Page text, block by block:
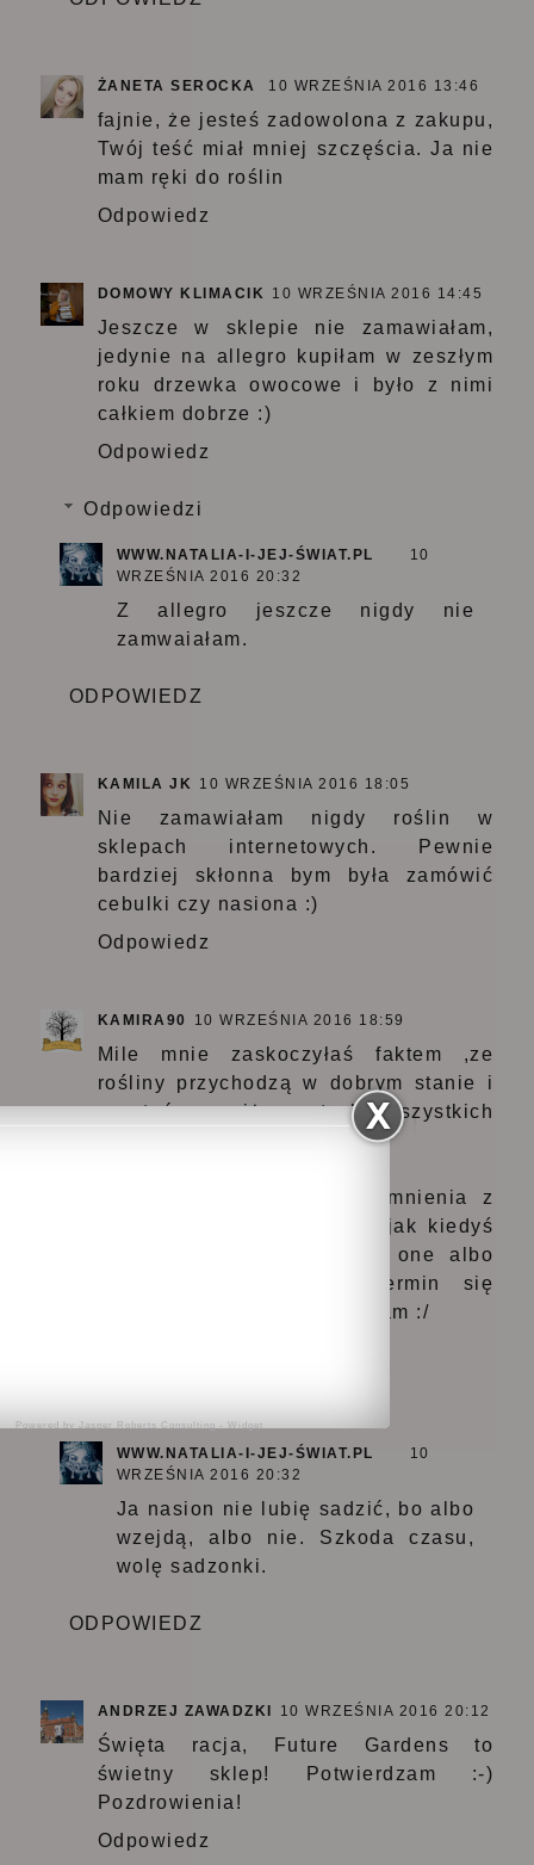
ŻANETA SEROCKA 10 WRZEŚNIA 2016 13:46
fajnie, że jesteś zadowolona z zakupu,
Twój teść miał mniej szczęścia. Ja nie
mam ręki do roślin
Odpowiedz
DOMOWY KLIMACIK 10 WRZEŚNIA 2016 14:45
Jeszcze w sklepie nie zamawiałam,
jedynie na allegro kupiłam w zeszłym
roku drzewka owocowe i było z nimi
całkiem dobrze :)
Odpowiedz
Odpowiedzi
WWW.NATALIA-I-JEJ-ŚWIAT.PL
10
WRZEŚNIA 2016 20:32
Z allegro jeszcze nigdy nie
zamwaiałam.
ODPOWIEDZ
KAMILA JK 10 WRZEŚNIA 2016 18:05
Nie zamawiałam nigdy roślin w
sklepach internetowych. Pewnie
bardziej skłonna bym była zamówić
cebulki czy nasiona :)
Odpowiedz
KAMIRA90 10 WRZEŚNIA 2016 18:59
Mile mnie zaskoczyłaś faktem ,ze
rośliny przychodzą w dobrym stanie i
są tańsze niż w tych wszystkich
Ja niestety mam złe wspomnienia z
takimi sklepami. Pamiętam jak kiedyś
zamówiłam nasiona i były one albo
ciut po terminie albo termin się
kończył, a mało nie zapłaciłam :/
WWW.NATALIA-I-JEJ-ŚWIAT.PL
10
WRZEŚNIA 2016 20:32
Ja nasion nie lubię sadzić, bo albo
wzejdą, albo nie. Szkoda czasu,
wolę sadzonki.
ODPOWIEDZ
ANDRZEJ ZAWADZKI 10 WRZEŚNIA 2016 20:12
Święta racja, Future Gardens to
świetny sklep! Potwierdzam :-)
Pozdrowienia!
Odpowiedz
Powered byJasper Roberts Consulting -Widget